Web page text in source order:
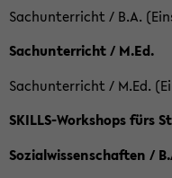
Sachunterricht / B.A.
Sachunterricht / M.Ed.
Sachunterricht / M.Ed.
SKILLS-Workshops fürs
Sozialwissenschaften /